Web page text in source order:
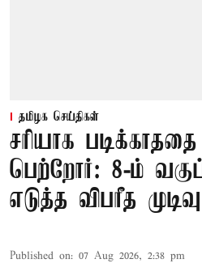
தமிழக செய்திகள்
சரியாக
பெற்றோர்: 8-ம்
எடுத்த விபரீத முடிவு
Published on: 07 Aug 2026, 2:38 pm